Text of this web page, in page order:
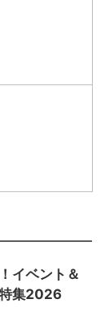
イベント＆
集2026